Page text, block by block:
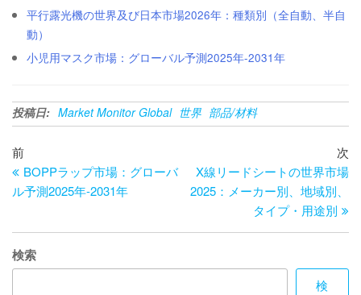
平行露光機の世界及び日本市場2026年：種類別（全自動、半自
動）
小児用マスク市場：グローバル予測2025年-2031年
投稿日: Market Monitor Global 世界 部品/材料
投
稿
ナ
ビ
ゲ
過
去
の
稿
前
BOPPラップ市場：グローバ
ル予測2025年-2031年
の
次
X線リードシートの世界市場
2025：メーカー別、地域別、
タイプ・用途別
検索
検